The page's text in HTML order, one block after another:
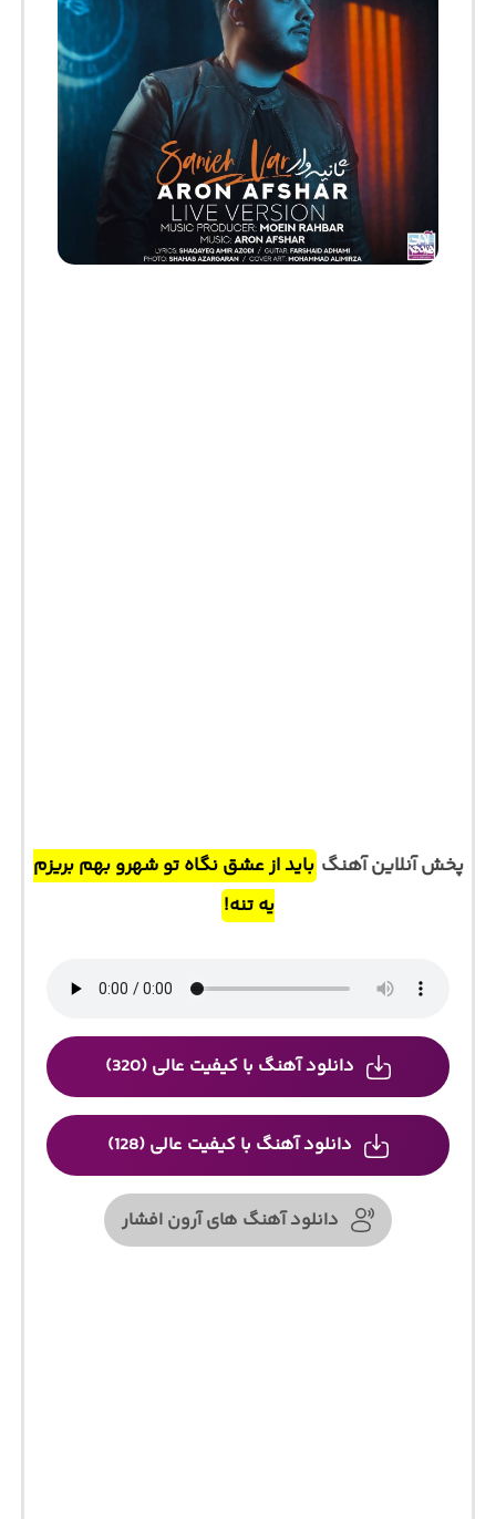
پخش آنلاین آهنگ باید از عشق نگاه تو شهرو بهم بریزم
یه تنه!
دانلود آهنگ با کیفیت عالی (320)
دانلود آهنگ با کیفیت عالی (128)
دانلود آهنگ های آرون افشار